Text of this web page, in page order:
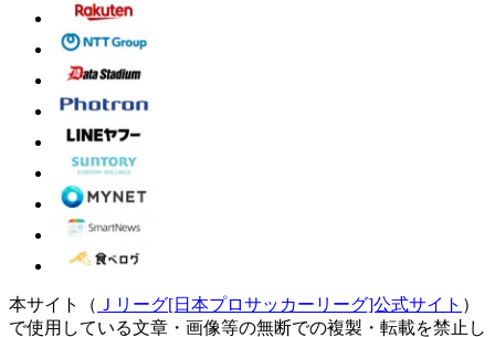
本サイト（ Ｊリーグ[日本プロサッカーリーグ]公式サイト ）
で使用している文章・画像等の無断での複製・転載を禁止し